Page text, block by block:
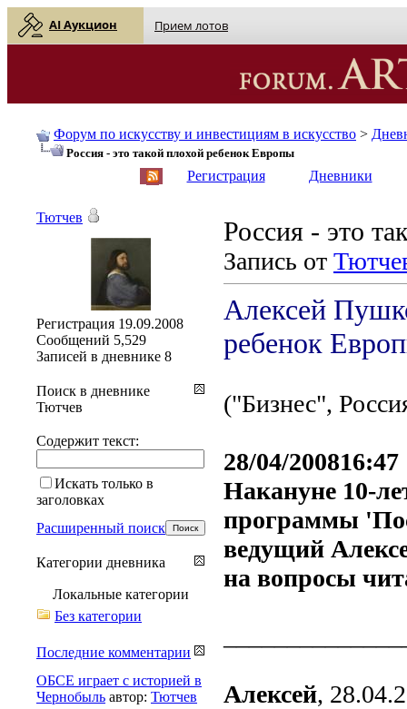
AI Аукцион Прием лотов
Форум по искусству и инвестициям в искусство >
Россия - это такой плохой ребенок Европы
Регистрация Дневники
Россия - это
Запись от
Алексей
ребенок
("Бизнес",
28/04/200816:47
Накануне 10-
программы
ведущий
на вопросы
Алексей,
Тютчев
Регистрация 19.09.2008
Сообщений 5,529
Записей в дневнике 8
Поиск в дневнике
Тютчев
Содержит текст:
Искать только в
заголовках
Расширенный поиск
Категории дневника
Локальные категории
Без категории
Последние комментарии
ОБСЕ играет с историей в
Чернобыль автор: Тютчев